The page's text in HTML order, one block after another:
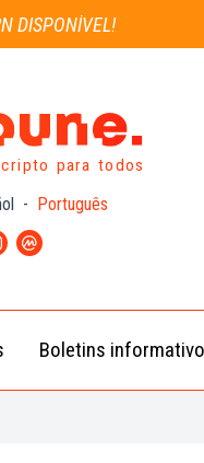
DISPONÍVEL!
cripto para todos
- Português
(BTC)
Boletins